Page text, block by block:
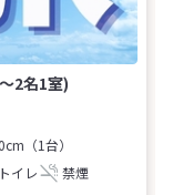
2名1室)
（1台）
トイレ 禁煙